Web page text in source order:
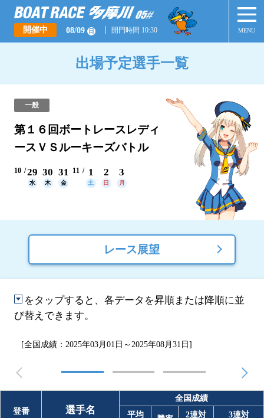
開催中 08/09 日 開門時間 10:30 MENU
出場予定選手一覧
一般
第１６回ボートレースレディ
ースＶＳルーキーズバトル
10 29
水
30
木
31
金
11 1
土
2
日
3
月
レース展望
をタップすると、各データを昇順または降順に並
び替えできます。
[全国成績：2025年03月01日～2025年08月31日]
登番 選手名
全国成績
平均
2連対
3連対